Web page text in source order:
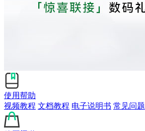
使用帮助
视频教程 文档教程 电子说明书 常见问题